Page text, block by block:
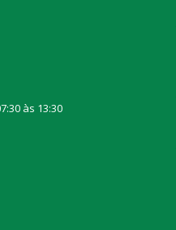
às 13:30